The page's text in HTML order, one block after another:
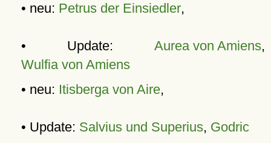
• neu: Petrus der Einsiedler,
• Update: Aurea von Amiens,
Wulfia von Amiens
• neu: Itisberga von Aire,
• Update: Salvius und Superius, Godric